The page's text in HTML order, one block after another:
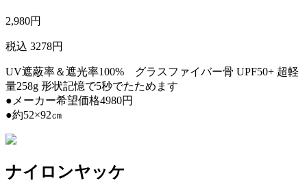
2,980円
税込 3278円
UV遮蔽率＆遮光率100% グラスファイバー骨 UPF50+ 超軽
量258g 形状記憶で5秒でたためます
●メーカー希望価格4980円
●約52×92㎝
ナイロンヤッケ